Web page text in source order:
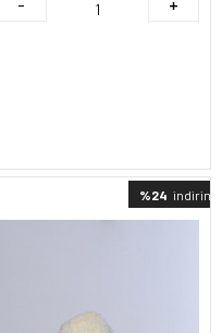
%24 indirimli